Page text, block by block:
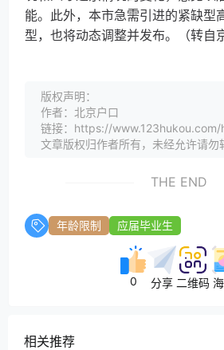
能。此外，本市急需引进的紧缺型
型，也将动态调整并发布。（转自
版权声明：
作者：北京户口
链接：https://www.123hukou.com/
文章版权归作者所有，未经允许请勿
THE END
年龄限制 应届毕业生
0 分享 二维码
相关推荐